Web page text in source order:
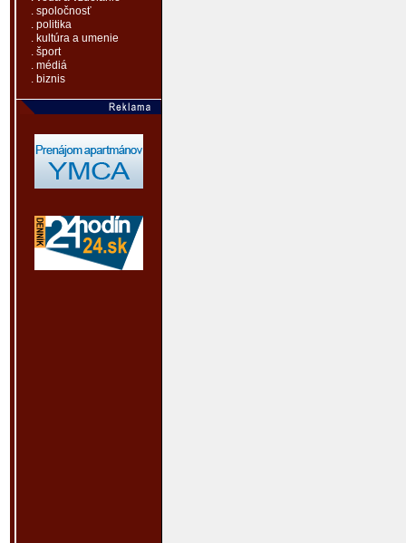
. spoločnosť
. politika
. kultúra a umenie
. šport
. médiá
. biznis